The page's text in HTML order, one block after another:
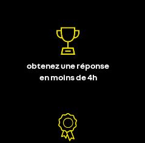
obtenez une réponse
en moins de 4h